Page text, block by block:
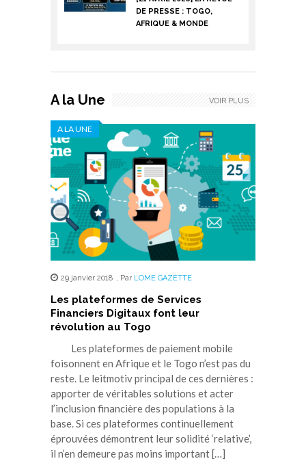
DE PRESSE : TOGO,
AFRIQUE & MONDE
A la Une
A LA UNE
29 janvier 2018 , Par LOME GAZETTE
Les plateformes de Services
Financiers Digitaux font leur
révolution au Togo
Les plateformes de paiement mobile
foisonnent en Afrique et le Togo n’est pas du
reste. Le leitmotiv principal de ces dernières :
apporter de véritables solutions et acter
l’inclusion financière des populations à la
base. Si ces plateformes continuellement
éprouvées démontrent leur solidité ‘relative’,
il n’en demeure pas moins important […]
VOIR PLUS